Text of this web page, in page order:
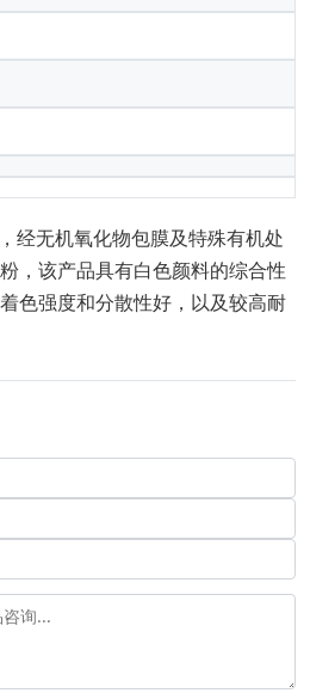
经无机氧化物包膜及特殊有机处
，该产品具有白色颜料的综合性
色强度和分散性好，以及较高耐